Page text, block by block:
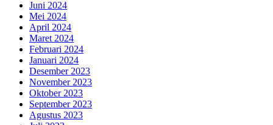
Juni 2024
Mei 2024
April 2024
Maret 2024
Februari 2024
Januari 2024
Desember 2023
November 2023
Oktober 2023
September 2023
Agustus 2023